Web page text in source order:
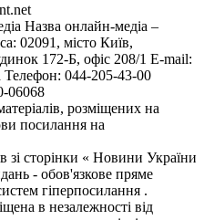
Назва онлайн-медіа –
02091, місто Київ,
172-Б, офіс 208/1 E-mail:
Телефон: 044-205-43-00
06068
розміщених на
посилання на
зі сторінки « Новини України
- обов'язкове пряме
гіперпосилання .
в незалежності від